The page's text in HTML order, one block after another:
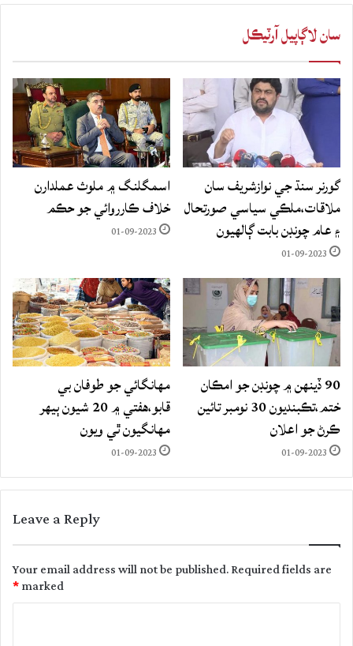
سان لاڳاپيل آرٽيڪل
گورنر سنڌ جي نوازشريف سان
ملاقات،ملڪي سياسي صورتحال
۽ عام چونڊن بابت ڳالهيون
01-09-2023
اسمگلنگ ۾ ملوث عملدارن
خلاف ڪارروائي جو حڪم
01-09-2023
90 ڏينهن ۾ چونڊن جو امڪان
ختم،تڪبنديون 30 نومبر تائين
ڪرڻ جو اعلان
01-09-2023
مهانگائي جو طوفان بي
قابو،هفتي ۾ 20 شيون ٻيهر
مهانگيون ٿي ويون
01-09-2023
Leave a Reply
Your email address will not be published.Required fields are
marked
*